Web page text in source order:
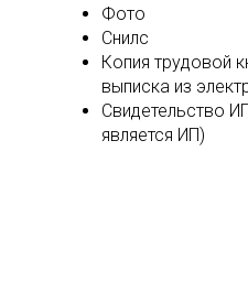
Фото
Снилс
Копия трудовой
выписка из
Свидетельство
является ИП)